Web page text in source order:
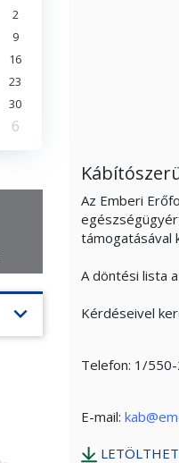
2
9
16
23
30
6
expand_more
Az Emberi
támogatásával
A döntési lista
Kérdéseivel
Telefon: 1/
E-mail: